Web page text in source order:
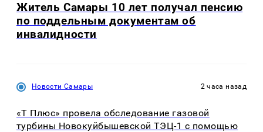
Житель Самары 10 лет получал пенсию
по поддельным документам об
инвалидности
Новости Самары 2 часа назад
«Т Плюс» провела обследование газовой
турбины Новокуйбышевской ТЭЦ-1 с помощью